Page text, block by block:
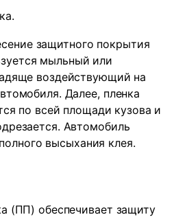
защитного покрытия
мыльный или
воздействующий на
Далее, пленка
по всей площади кузова и
Автомобиль
высыхания клея.
(ПП) обеспечивает защиту